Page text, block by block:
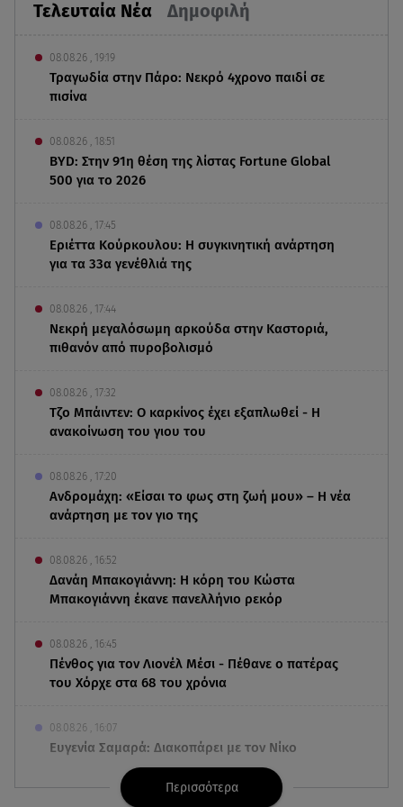
Τελευταία Νέα Δημοφιλή
08.08.26 , 19:19
Τραγωδία στην Πάρο: Νεκρό 4χρονο παιδί σε
πισίνα
08.08.26 , 18:51
BYD: Στην 91η θέση της λίστας Fortune Global
500 για το 2026
08.08.26 , 17:45
Εριέττα Κούρκουλου: Η συγκινητική ανάρτηση
για τα 33α γενέθλιά της
08.08.26 , 17:44
Νεκρή μεγαλόσωμη αρκούδα στην Καστοριά,
πιθανόν από πυροβολισμό
08.08.26 , 17:32
Τζο Μπάιντεν: Ο καρκίνος έχει εξαπλωθεί - Η
ανακοίνωση του γιου του
08.08.26 , 17:20
Ανδρομάχη: «Είσαι το φως στη ζωή μου» – Η νέα
ανάρτηση με τον γιο της
08.08.26 , 16:52
Δανάη Μπακογιάννη: Η κόρη του Κώστα
Μπακογιάννη έκανε πανελλήνιο ρεκόρ
08.08.26 , 16:45
Πένθος για τον Λιονέλ Μέσι - Πέθανε ο πατέρας
του Χόρχε στα 68 του χρόνια
08.08.26 , 16:07
Ευγενία Σαμαρά: Διακοπάρει με τον Νίκο
Μουτσινά - Πού βρίσκονται;
Περισσότερα